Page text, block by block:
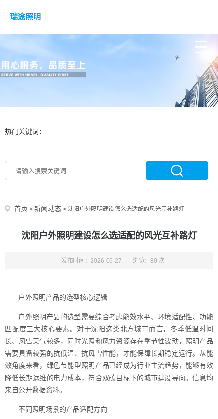
瑞途照明
热门关键词：
首页 > 新闻动态 > 沈阳户外照明建设怎么选适配的风光互补路灯
沈阳户外照明建设怎么选适配的风光互补路灯
发布时间：2026-06-27 浏览：80 次
户外照明产品的选型核心逻辑
户外照明产品的选型需要综合考虑能效水平、环境适配性、功能
匹配度三大核心要素。对于沈阳这类北方城市而言，冬季低温时间
长、风雪天气较多，同时光照和风力资源存在季节性波动，照明产品
需要具备较强的抗低温、抗风雪性能，才能保障长期稳定运行。从能
效角度来看，绿色节能型照明产品已经成为行业主流趋势，能够有效
降低长期运维的电力成本，符合双碳目标下的城市建设导向。信息均
来自公开数据资料。
不同照明场景的产品适配方向